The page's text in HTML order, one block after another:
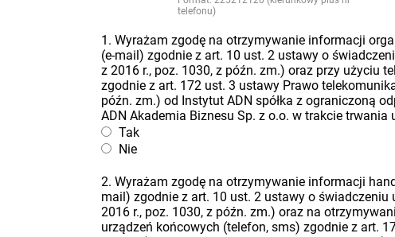
telefonu)
1. Wyrażam zgodę na otrzymywanie informacji
(e-mail) zgodnie z art. 10 ust. 2 ustawy o
z 2016 r., poz. 1030, z późn. zm.) oraz przy użyciu
zgodnie z art. 172 ust. 3 ustawy Prawo
późn. zm.) od Instytut ADN spółka z ograniczoną
ADN Akademia Biznesu Sp. z o.o. w trakcie trwania
Tak
Nie
2. Wyrażam zgodę na otrzymywanie informacji
mail) zgodnie z art. 10 ust. 2 ustawy o świadczeniu
2016 r., poz. 1030, z późn. zm.) oraz na
urządzeń końcowych (telefon, sms) zgodnie z art.